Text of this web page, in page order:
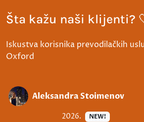
Šta kažu naši klijenti?
Iskustva korisnika prevodilačkih
Oxford
Aleksandra Stoimenov
2026. NEW!